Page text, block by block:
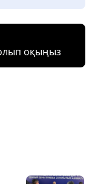
оқыңыз